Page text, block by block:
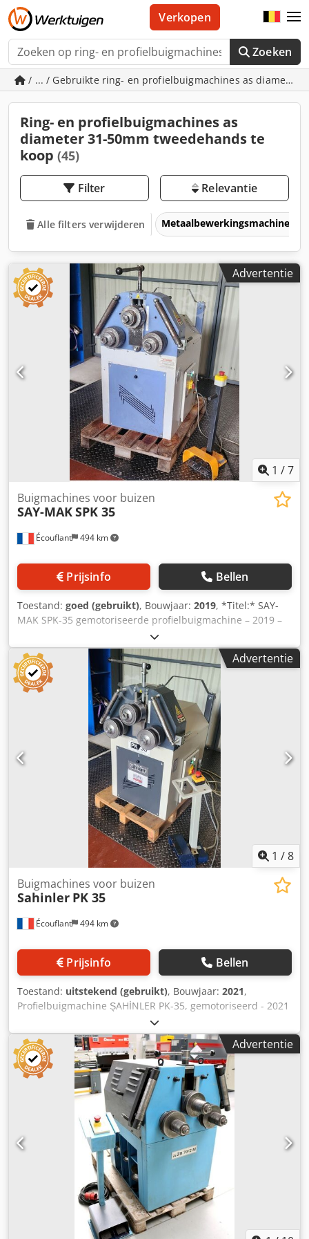
Zoeken
Verkopen
/ ... / Gebruikte ring- en profielbuigmachines as diameter
Ring- en profielbuigmachines as
diameter 31-50mm tweedehands te
koop (45)
Filter Relevantie
Alle filters verwijderen Metaalbewerkingsmachines
Advertentie
1 /7
Écouflant 494 km
Buigmachines voor buizen
SAY-MAKSPK 35
Prijsinfo Bellen
Toestand: goed (gebruikt), Bouwjaar: 2019, *Titel:* SAY-
MAK SPK-35 gemotoriseerde profielbuigmachine – 2019 –
0,75 kW *Beschrijving:* Te koop: gemotoriseerde
profielbuigmachine van het merk *SAY-MAK*, model *SPK-
35*. *Kenmerken:* - *Jaar:* 2019 – Serienummer: 290367 -
*Motor:* 1,5 kW - *Voeding:* 400V driefasig - *Gewicht:*
400 kg Cedpfozr Rcwox Abmjrf - *Toepassing:* Buigen van
ronde/vierkante buizen, platstaal, hoekijzers en profielen -
*Bediening:* Voetpedaal + noodstop - *Staat:* Zeer goede
staat, machine uit 2019 Perfect voor metaalbewerking,
slotenmakerij, hekwerk, glazen constructies en
constructiewerk. Robuuste machine van een
gerenommeerd Turks merk. Rollen worden meegeleverd.
Advertentie
1 /8
Écouflant 494 km
Buigmachines voor buizen
Sahinler PK 35
Prijsinfo Bellen
Toestand: uitstekend (gebruikt), Bouwjaar: 2021,
Profielbuigmachine ŞAHİNLER PK-35, gemotoriseerd - 2021
- 1,5 kW *Beschrijving:* Te koop: gemotoriseerde
profielbuigmachine van het merk *ŞAHİNLER*, model *PK-
35*. *Kenmerken:* Crjdpfezr Rcdex Abmof - *Bouwjaar*:
2021 - Serienummer: 296208 - *Motor*: 1,5 kW -
*Voeding*: 400V, driefasig - *Toepassing*: Buigen van
buizen, profielen, platstaal en hoekijzers - *Bediening*:
Bedieningskast met noodstop + voetschakelaar - *Staat*:
Zeer goede staat, machine uit 2021, weinig gebruikt Ideaal
voor metaalbewerking, slotenmakerij, glazen constructies,
poorten en constructie. Geronommeerd Turks merk, zeer
robuust. Buigrollen worden meegeleverd.
Advertentie